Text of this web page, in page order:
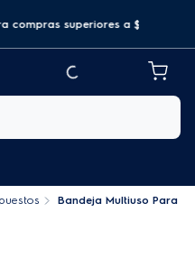
compras superiores a $69.999
Bandeja Multiuso Para